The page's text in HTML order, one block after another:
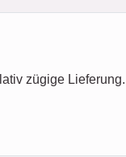
zügige Lieferung.